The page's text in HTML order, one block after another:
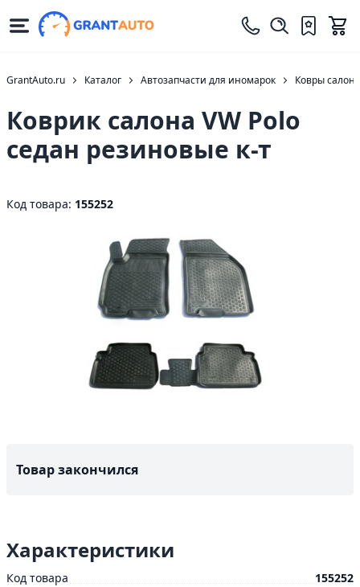
GrantAuto.ru Каталог Автозапчасти для иномарок Ковры салона
Коврик салона VW Polo
седан резиновые к-т
Код товара: 155252
Товар закончился
Характеристики
Код товара
155252